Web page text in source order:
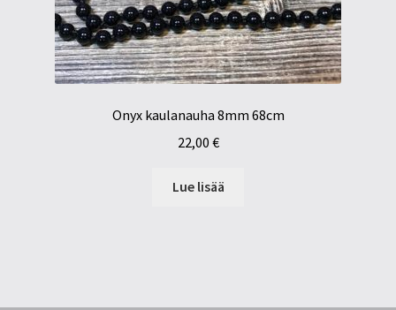
Onyx kaulanauha 8mm 68cm
22,00 €
Lue lisää